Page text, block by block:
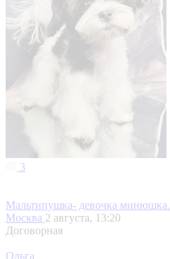
3
Мальтипушка- девочка минюшка.
Москва 2 августа, 13:20
Договорная
Ольга